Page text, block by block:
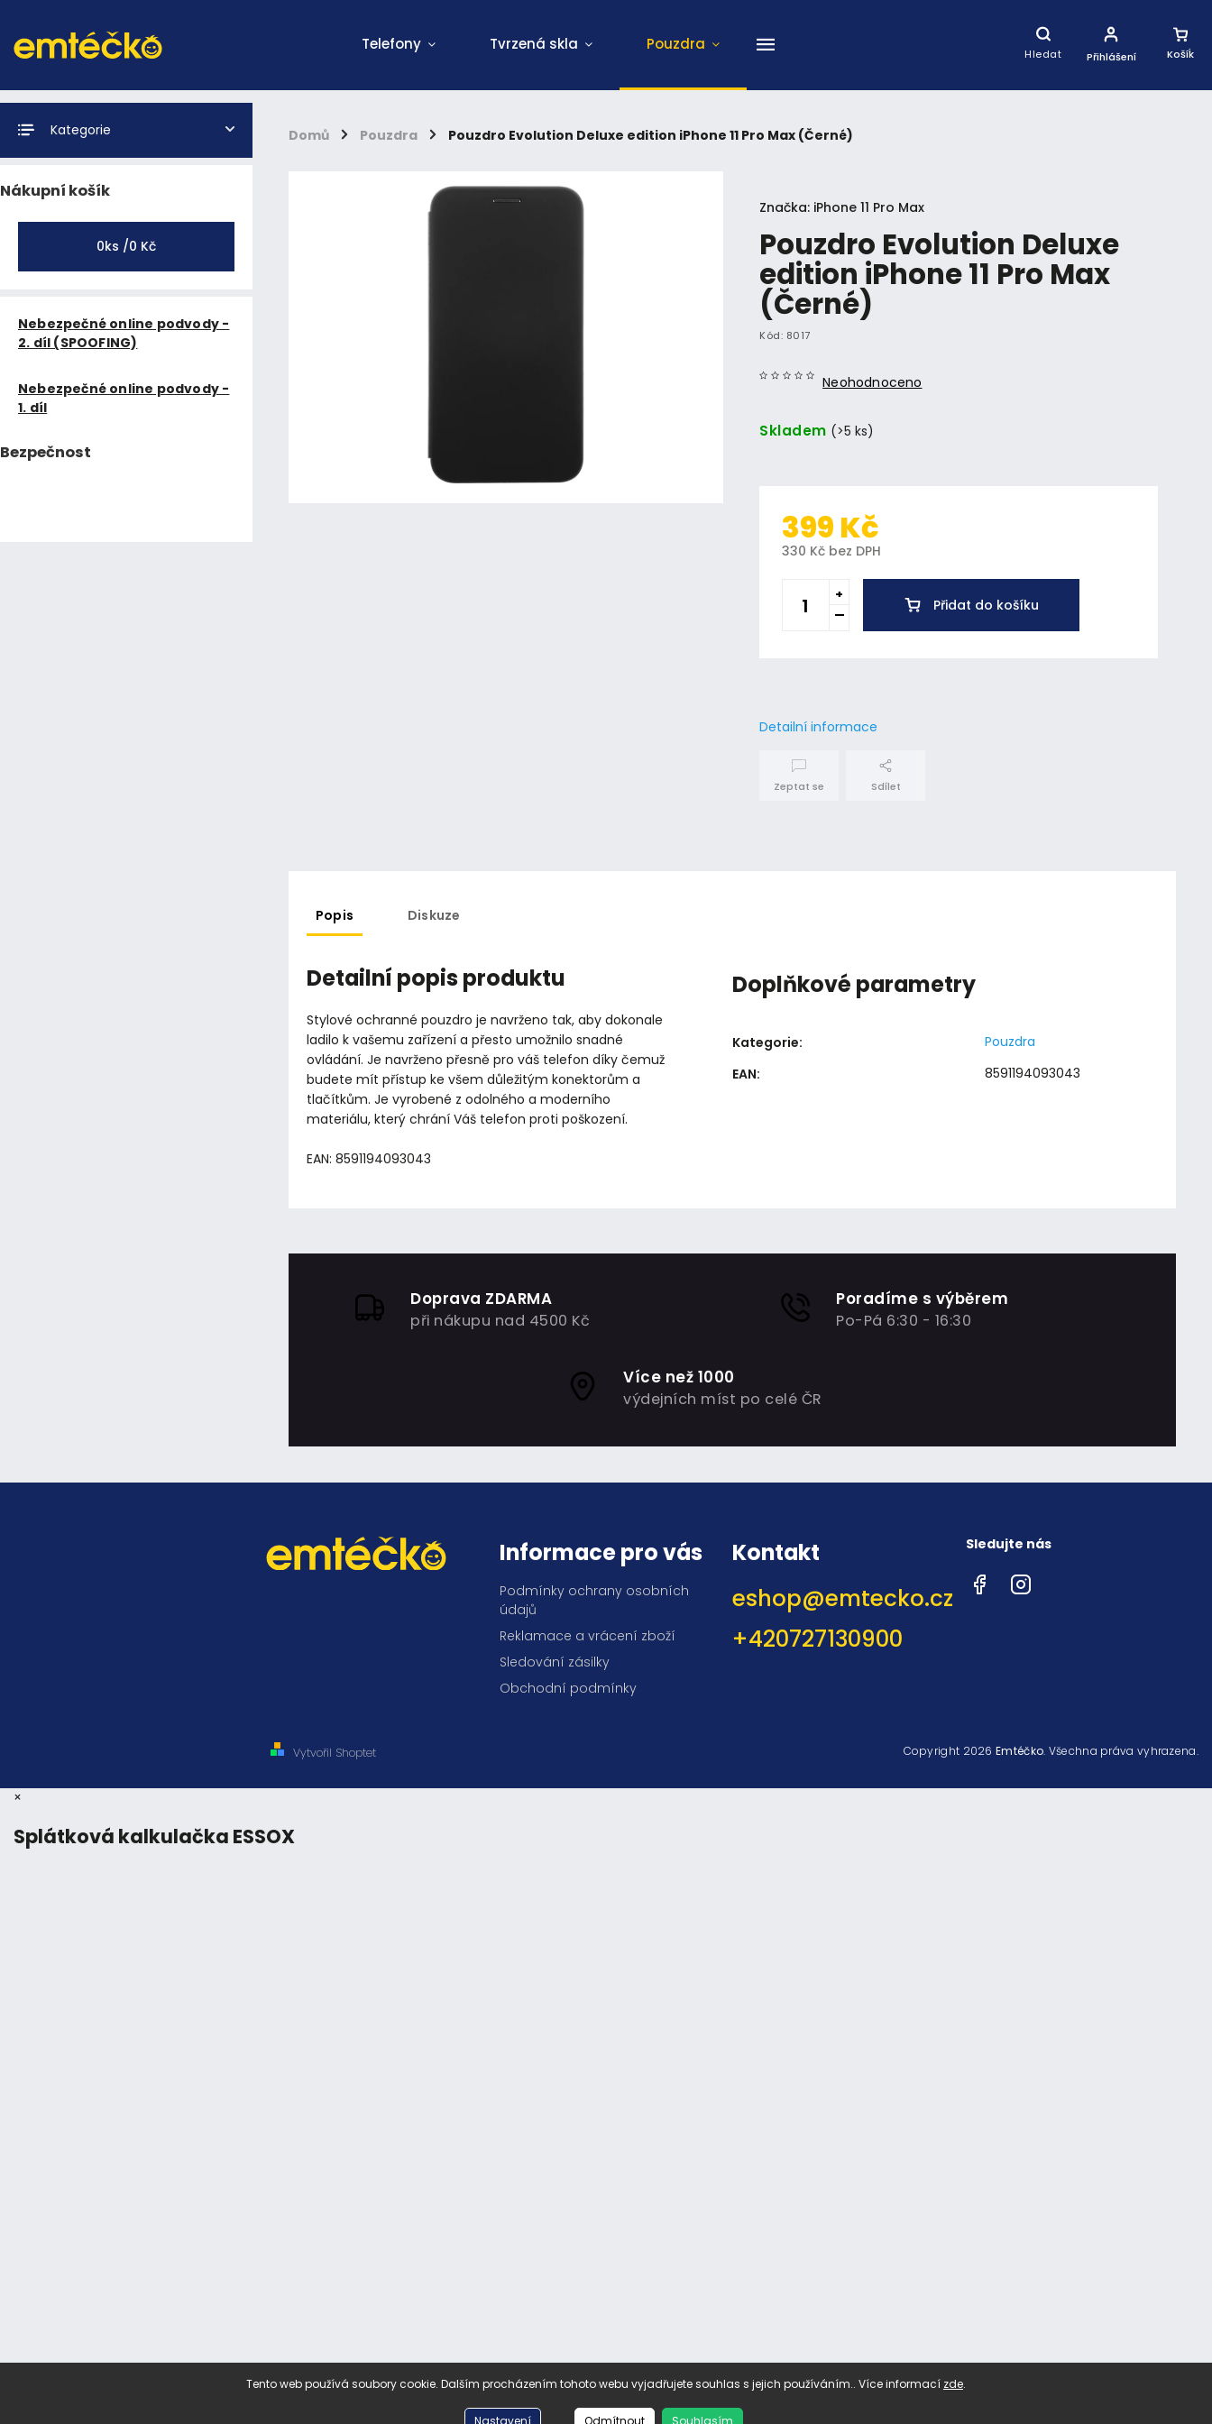
Tento web používá soubory cookie. Dalším procházením tohoto webu vyjadřujete souhlas s jejich používáním.. Více informací zde.
Nastavení Odmítnout Souhlasím
Hledat
Nákupní
Košík
Přihlášení
Telefony Tvrzená skla Pouzdra
Domů / Pouzdra / Pouzdro Evolution Deluxe edition iPhone 11 Pro Max (Černé)
Kategorie
Nákupní košík
0ks /0 Kč
Nebezpečné online podvody -
2. díl (SPOOFING)
Nebezpečné online podvody -
1. díl
Bezpečnost
Pouzdro Evolution Deluxe
edition iPhone 11 Pro Max
(Černé)
Kód: 8017
Neohodnoceno
Značka: iPhone 11 Pro Max
Skladem (>5 ks)
399 Kč
330 Kč bez DPH
Přidat do košíku
Detailní informace
Zeptat se Sdílet
Popis Diskuze
Detailní popis produktu
Stylové ochranné pouzdro je navrženo tak, aby dokonale
ladilo k vašemu zařízení a přesto umožnilo snadné
ovládání. Je navrženo přesně pro váš telefon díky čemuž
budete mít přístup ke všem důležitým konektorům a
tlačítkům. Je vyrobené z odolného a moderního
materiálu, který chrání Váš telefon proti poškození.
EAN: 8591194093043
Doplňkové parametry
Kategorie:
Pouzdra
EAN: 8591194093043
Doprava ZDARMA
při nákupu nad 4500 Kč
Poradíme s výběrem
Po-Pá 6:30 - 16:30
Více než 1000
výdejních míst po celé ČR
Informace pro vás
Podmínky ochrany osobních
údajů
Reklamace a vrácení zboží
Sledování zásilky
Obchodní podmínky
Kontakt
eshop@emtecko.cz
+420727130900
Sledujte nás
FacebookInstagram
Vytvořil Shoptet Copyright 2026Emtéčko. Všechna práva vyhrazena.
×
Splátková kalkulačka ESSOX